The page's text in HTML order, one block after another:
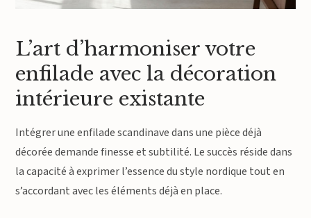
L’art d’harmoniser votre
enfilade avec la décoration
intérieure existante
Intégrer une enfilade scandinave dans une pièce déjà
décorée demande finesse et subtilité. Le succès réside dans
la capacité à exprimer l’essence du style nordique tout en
s’accordant avec les éléments déjà en place.